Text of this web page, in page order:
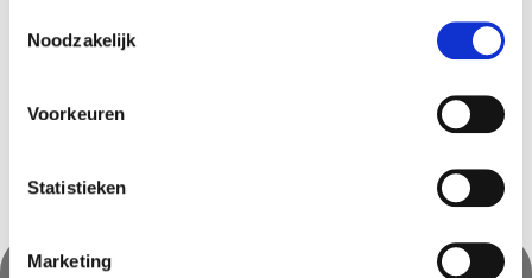
Noodzakelijk
Voorkeuren
Statistieken
Marketing
schaal.
Lees meer